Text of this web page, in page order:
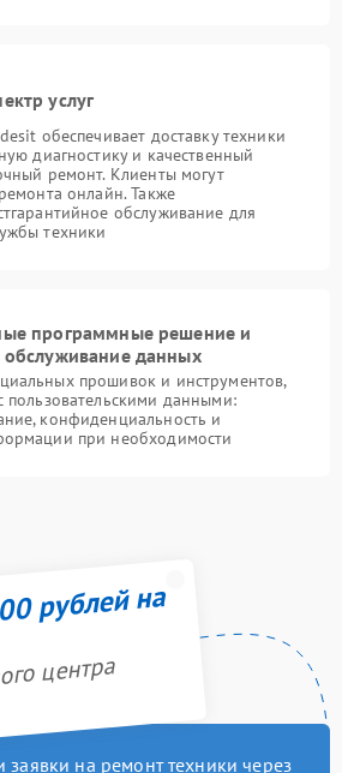
услуг
обеспечивает доставку техники
диагностику и качественный
ремонт. Клиенты могут
онлайн. Также
обслуживание для
техники
программные решение и
обслуживание данных
прошивок и инструментов,
пользовательскими данными:
конфиденциальность и
при необходимости
рублей на
центра
на ремонт техники через